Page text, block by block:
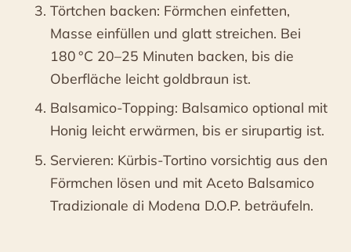
Törtchen backen: Förmchen einfetten,
Masse einfüllen und glatt streichen. Bei
180 °C 20–25 Minuten backen, bis die
Oberfläche leicht goldbraun ist.
Balsamico-Topping: Balsamico optional mit
Honig leicht erwärmen, bis er sirupartig ist.
Servieren: Kürbis-Tortino vorsichtig aus den
Förmchen lösen und mit Aceto Balsamico
Tradizionale di Modena D.O.P. beträufeln.